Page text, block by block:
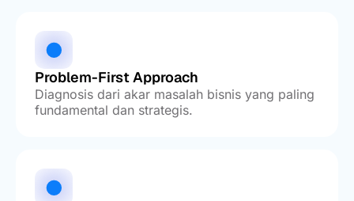
Problem-First Approach
Diagnosis dari akar masalah bisnis yang paling
fundamental dan strategis.